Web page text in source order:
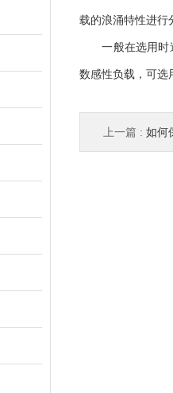
载的浪涌特性进行
一般在选用时遵
数感性负载，可选
上一篇 : 如何